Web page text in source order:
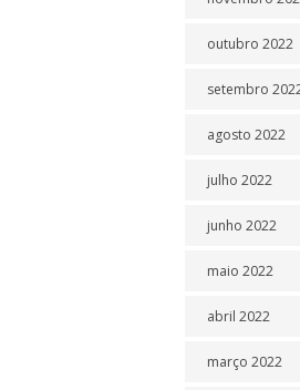
outubro 2022
setembro
agosto 2022
julho 2022
junho 2022
maio 2022
abril 2022
março 2022